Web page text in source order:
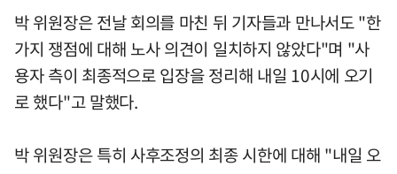
박 위원장은 전날 회의를 마친 뒤 기자들과 만나서도 "한
가지 쟁점에 대해 노사 의견이 일치하지 않았다"며 "사
용자 측이 최종적으로 입장을 정리해 내일 10시에 오기
로 했다"고 말했다.
박 위원장은 특히 사후조정의 최종 시한에 대해 "내일 오